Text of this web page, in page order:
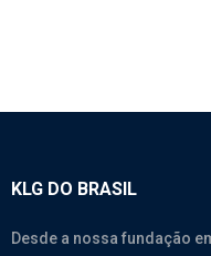
KLG DO BRASIL
Desde a nossa fundação